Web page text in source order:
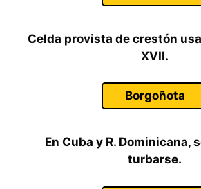
Celda provista de crestón
XVII.
Borgoñota
En Cuba y R. Dominicana,
turbarse.